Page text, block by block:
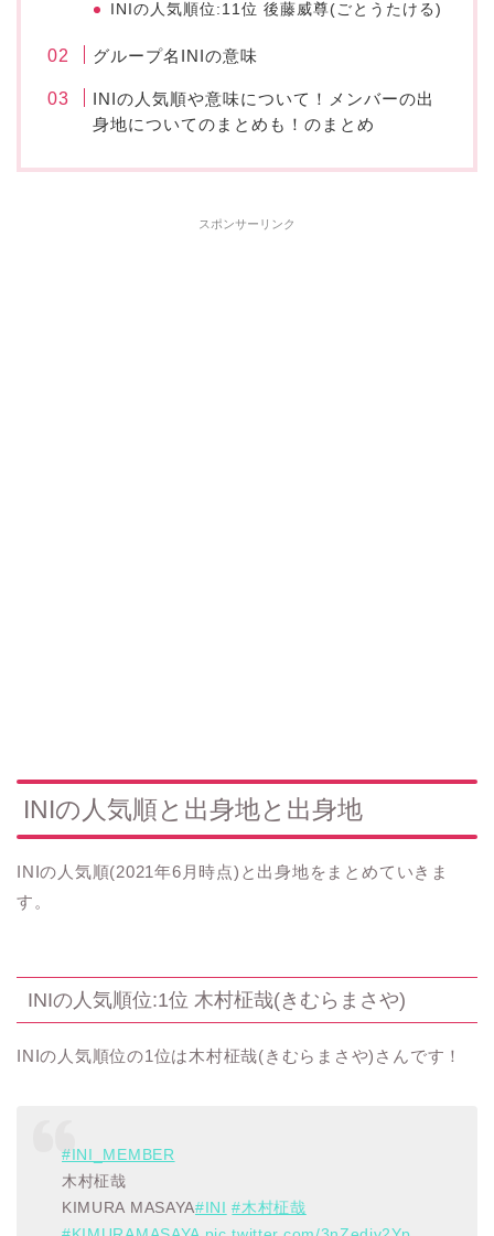
INIの人気順位:11位 後藤威尊(ごとうたける)
グループ名INIの意味
INIの人気順や意味について！メンバーの出
身地についてのまとめも！のまとめ
スポンサーリンク
INIの人気順と出身地と出身地
INIの人気順(2021年6月時点)と出身地をまとめていきま
す。
INIの人気順位:1位 木村柾哉(きむらまさや)
INIの人気順位の1位は木村柾哉(きむらまさや)さんです！
#INI_MEMBER
木村柾哉
KIMURA MASAYA#INI #木村柾哉